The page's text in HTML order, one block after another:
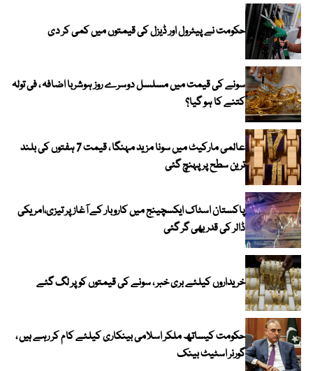
حکومت نے پیٹرول اور ڈیزل کی قیمتوں میں کمی کر دی
سونے کی قیمت میں مسلسل دوسرے روز ہوشربا اضافہ ، فی تولہ
کتنے کا ہو گیا؟
عالمی مارکیٹ میں سونا مزید مہنگا ، قیمت 7 ہفتوں کی بلند
ترین سطح پر پہنچ گئی
پاکستان اسٹاک ایکسچینج میں کاروبار کے آغاز پر تیزی،امریکی
ڈالر کی قدر بھی گر گئی
خریداروں کیلئے بری خبر ، سونے کی قیمتوں کو پر لگ گئے
حکومت کیساتھ ملکر اسلامی بینکاری کیلئے کام کر رہے ہیں ،
گورنر اسٹیٹ بینک